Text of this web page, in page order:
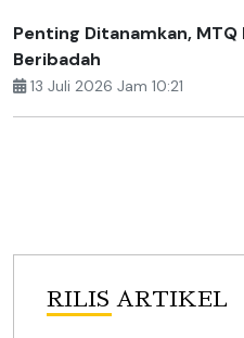
Penting Ditanamkan,
Beribadah
13 Juli 2026 Jam 10:21
RILIS ARTIKEL